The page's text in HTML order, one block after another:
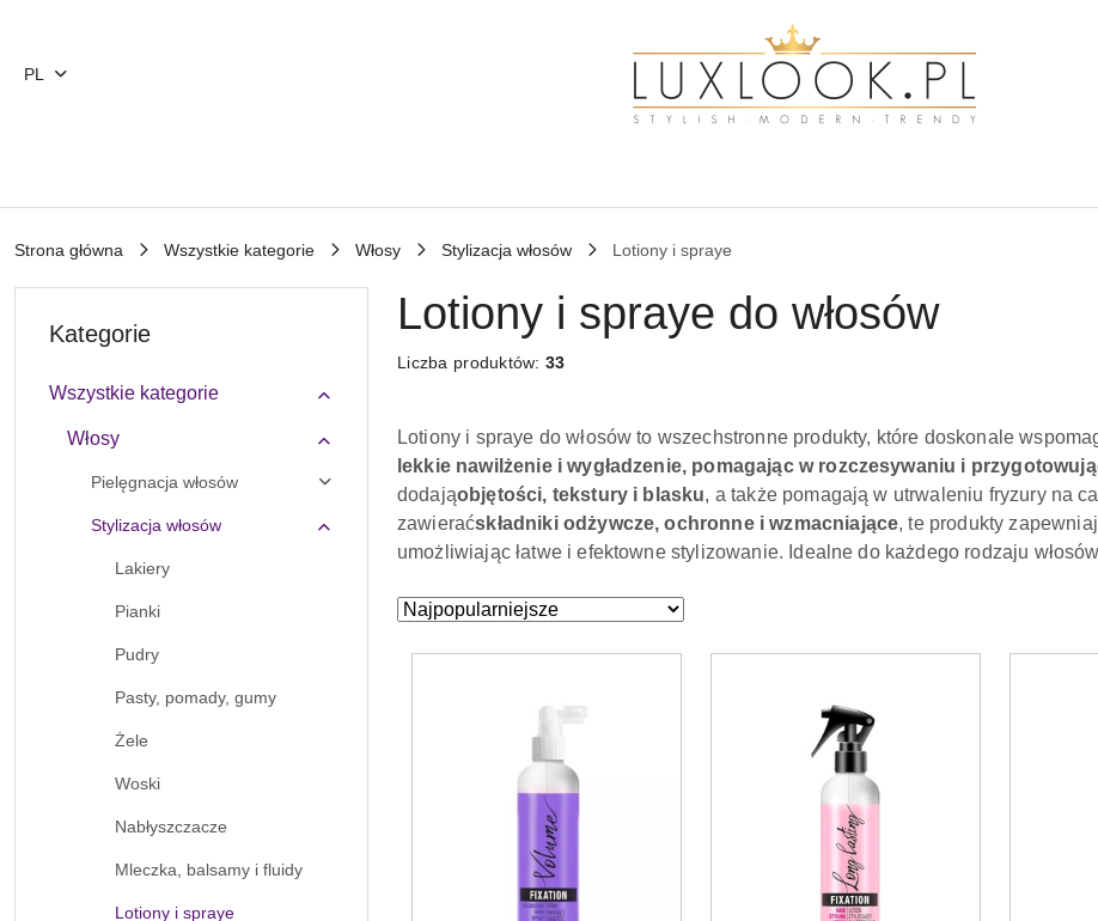
PL
Strona główna Wszystkie kategorie Włosy Stylizacja włosów Lotiony i spraye
Kategorie
Wszystkie kategorie
Włosy
Pielęgnacja włosów
Stylizacja włosów
Lakiery
Pianki
Pudry
Pasty, pomady, gumy
Żele
Woski
Nabłyszczacze
Mleczka, balsamy i fluidy
Lotiony i spraye
Lotiony i spraye do włosów
Liczba produktów:33
Lotiony i spraye do włosów to wszechstronne produkty, które doskonale
lekkie nawilżenie i wygładzenie, pomagając w rozczesywaniu i
dodająobjętości, tekstury i blasku, a także pomagają w utrwaleniu fryzury na
zawieraćskładniki odżywcze, ochronne i wzmacniające, te produkty
umożliwiając łatwe i efektowne stylizowanie. Idealne do każdego rodzaju
Zastosowano
Sortuj